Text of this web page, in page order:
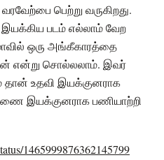
பெற்று வருகிறது.
படம் எல்லாம் வேற
ஒரு அங்கீகாரத்தை
என்று சொல்லலாம். இவர்
தான் உதவி இயக்குனராக
இயக்குனராக பணியாற்றி
1465999876362145799